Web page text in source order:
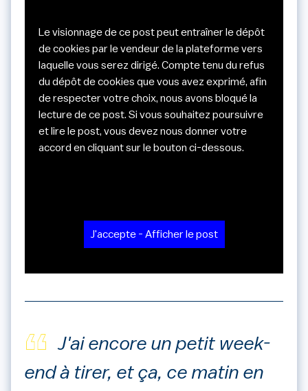
Le visionnage de ce post peut entraîner le dépôt
de cookies par le vendeur de la plateforme vers
laquelle vous serez dirigé. Compte tenu du refus
du dépôt de cookies que vous avez exprimé, afin
de respecter votre choix, nous avons bloqué la
lecture de ce post. Si vous souhaitez poursuivre
et lire le post, vous devez nous donner votre
accord en cliquant sur le bouton ci-dessous.
J'accepte - Afficher le post
J'ai encore un petit week-
end à tirer, et ça, ce matin en